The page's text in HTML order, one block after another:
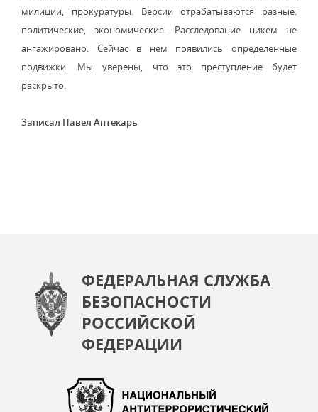
милиции, прокуратуры. Версии отрабатываются разные:
политические, экономические. Расследование никем не
ангажировано. Сейчас в нем появились определенные
подвижки. Мы уверены, что это преступление будет
раскрыто.
Записал Павел Аптекарь
ФЕДЕРАЛЬНАЯ СЛУЖБА
БЕЗОПАСНОСТИ
РОССИЙСКОЙ
ФЕДЕРАЦИИ